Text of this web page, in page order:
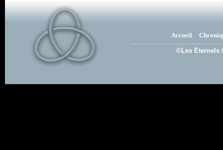
Accueil
©Les Eternels